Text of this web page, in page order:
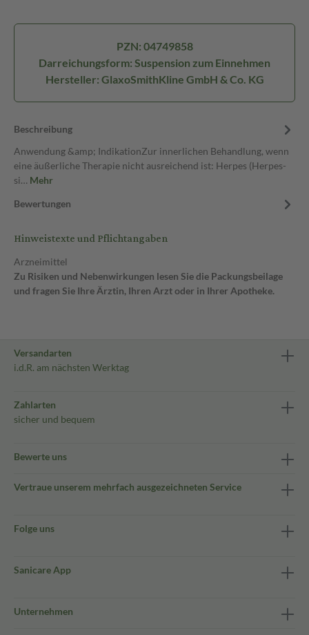
PZN: 04749858
Darreichungsform: Suspension zum Einnehmen
Hersteller: GlaxoSmithKline GmbH & Co. KG
Beschreibung
Anwendung &amp; IndikationZur innerlichen Behandlung, wenn
eine äußerliche Therapie nicht ausreichend ist: Herpes (Herpes-
si… Mehr
Bewertungen
Hinweistexte und Pflichtangaben
Arzneimittel
Zu Risiken und Nebenwirkungen lesen Sie die Packungsbeilage
und fragen Sie Ihre Ärztin, Ihren Arzt oder in Ihrer Apotheke.
Versandarten
i.d.R. am nächsten Werktag
Zahlarten
sicher und bequem
Bewerte uns
Vertraue unserem mehrfach ausgezeichneten Service
Folge uns
Sanicare App
Unternehmen